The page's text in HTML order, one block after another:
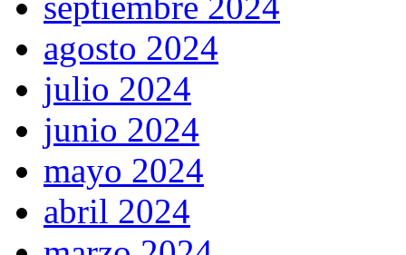
agosto 2024
julio 2024
junio 2024
mayo 2024
abril 2024